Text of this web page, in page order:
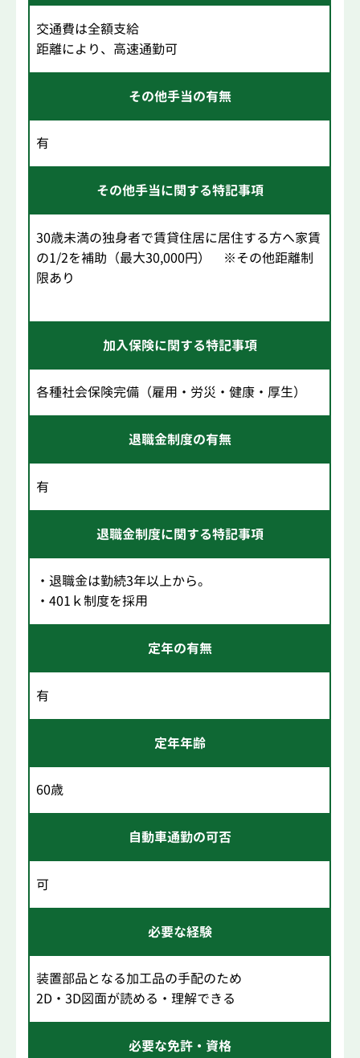
交通費は全額支給
距離により、高速通勤可
その他手当の有無
有
その他手当に関する特記事項
30歳未満の独身者で賃貸住居に居住する方へ家賃
の1/2を補助（最大30,000円） ※その他距離制
限あり
加入保険に関する特記事項
各種社会保険完備（雇用・労災・健康・厚生）
退職金制度の有無
有
退職金制度に関する特記事項
・退職金は勤続3年以上から。
・401ｋ制度を採用
定年の有無
有
定年年齢
60歳
自動車通勤の可否
可
必要な経験
装置部品となる加工品の手配のため
2D・3D図面が読める・理解できる
必要な免許・資格